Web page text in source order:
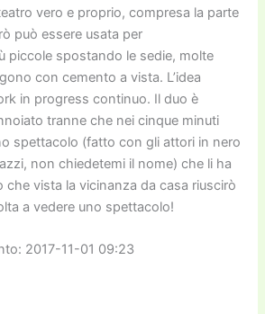
vero e proprio, compresa la parte
può essere usata per
piccole spostando le sedie, molte
con cemento a vista. L’idea
in progress continuo. Il duo è
tranne che nei cinque minuti
spettacolo (fatto con gli attori in nero
non chiedetemi il nome) che li ha
vista la vicinanza da casa riuscirò
a vedere uno spettacolo!
2017-11-01 09:23